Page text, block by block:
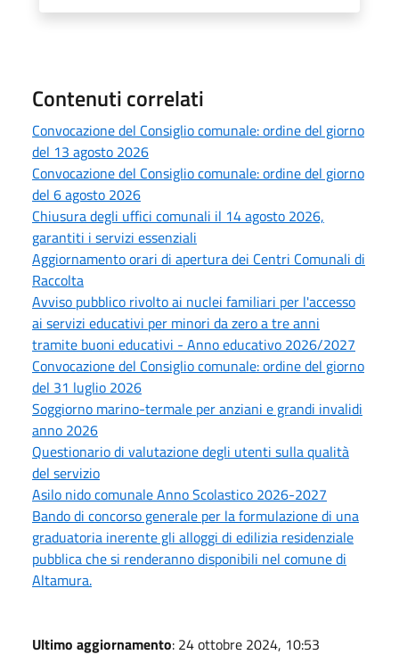
Contenuti correlati
Convocazione del Consiglio comunale: ordine del giorno
del 13 agosto 2026
Convocazione del Consiglio comunale: ordine del giorno
del 6 agosto 2026
Chiusura degli uffici comunali il 14 agosto 2026,
garantiti i servizi essenziali
Aggiornamento orari di apertura dei Centri Comunali di
Raccolta
Avviso pubblico rivolto ai nuclei familiari per l'accesso
ai servizi educativi per minori da zero a tre anni
tramite buoni educativi - Anno educativo 2026/2027
Convocazione del Consiglio comunale: ordine del giorno
del 31 luglio 2026
Soggiorno marino-termale per anziani e grandi invalidi
anno 2026
Questionario di valutazione degli utenti sulla qualità
del servizio
Asilo nido comunale Anno Scolastico 2026-2027
Bando di concorso generale per la formulazione di una
graduatoria inerente gli alloggi di edilizia residenziale
pubblica che si renderanno disponibili nel comune di
Altamura.
Ultimo aggiornamento: 24 ottobre 2024, 10:53